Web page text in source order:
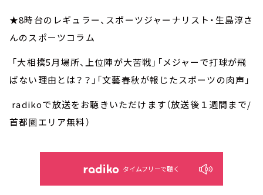
★8時台のレギュラー、スポーツジャーナリスト・生島淳さ
んのスポーツコラム
「大相撲5月場所、上位陣が大苦戦」「メジャーで打球が飛
ばない理由とは？？」「文藝春秋が報じたスポーツの肉声」
radikoで放送をお聴きいただけます（放送後１週間まで/
首都圏エリア無料）
タイムフリーで聴く